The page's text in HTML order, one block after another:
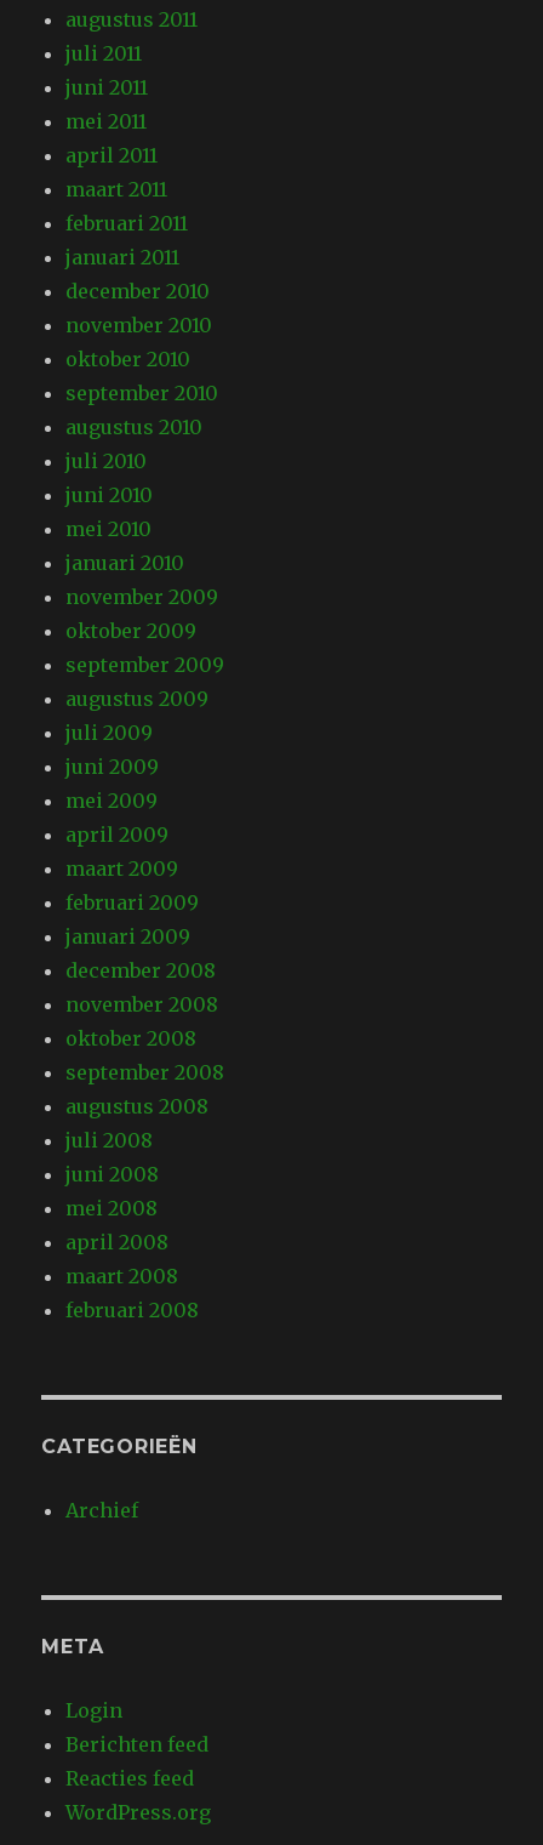
augustus 2011
juli 2011
juni 2011
mei 2011
april 2011
maart 2011
februari 2011
januari 2011
december 2010
november 2010
oktober 2010
september 2010
augustus 2010
juli 2010
juni 2010
mei 2010
januari 2010
november 2009
oktober 2009
september 2009
augustus 2009
juli 2009
juni 2009
mei 2009
april 2009
maart 2009
februari 2009
januari 2009
december 2008
november 2008
oktober 2008
september 2008
augustus 2008
juli 2008
juni 2008
mei 2008
april 2008
maart 2008
februari 2008
CATEGORIEËN
Archief
META
Login
Berichten feed
Reacties feed
WordPress.org